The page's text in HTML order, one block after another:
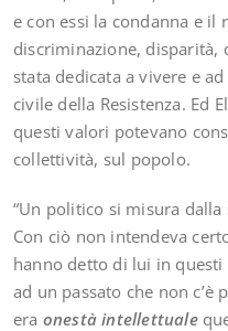
e con essi la condanna e il
discriminazione, disparità,
stata dedicata a vivere e
civile della Resistenza. Ed
questi valori potevano
collettività, sul popolo.
“Un politico si misura
Con ciò non intendeva
hanno detto di lui in
ad un passato che non c’è
era onestà intellettuale